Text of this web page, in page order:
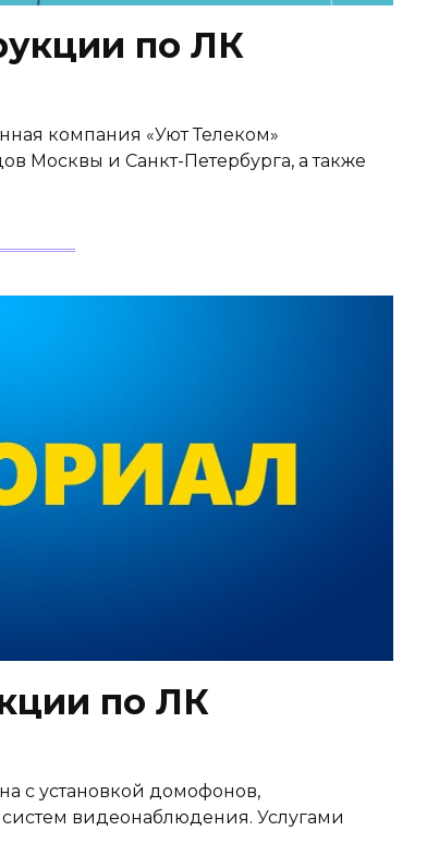
по ЛК
компания «Уют Телеком»
Москвы и Санкт-Петербурга, а также
по ЛК
с установкой домофонов,
видеонаблюдения. Услугами